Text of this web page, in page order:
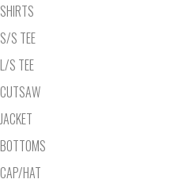
SHIRTS
S/S TEE
L/S TEE
CUTSAW
JACKET
BOTTOMS
CAP/HAT